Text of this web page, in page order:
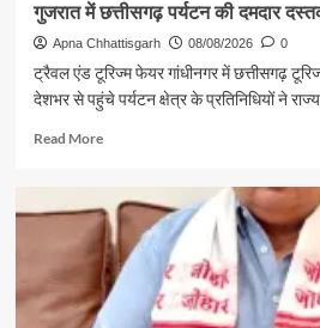
गुजरात में छत्तीसगढ़ पर्यटन की दमदार
Apna Chhattisgarh 08/08/2026 0
ट्रैवल एंड टूरिज्म फेयर गांधीनगर में छत्तीसगढ़
देशभर से पहुंचे पर्यटन क्षेत्र के प्रतिनिधियों ने
Read MoreRead
गुजरात
में
छत्तीसगढ़
पर्यटन
की
दमदार